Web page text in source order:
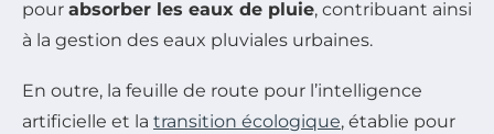
pour absorber les eaux de pluie, contribuant ainsi
à la gestion des eaux pluviales urbaines.
En outre, la feuille de route pour l’intelligence
artificielle et la transition écologique, établie pour